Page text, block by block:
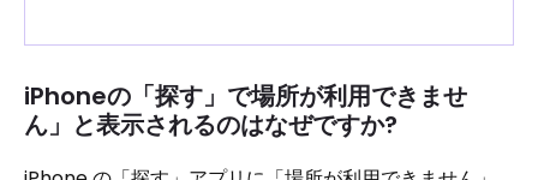
iPhoneの「探す」で場所が利用できませ
ん」と表示されるのはなぜですか?